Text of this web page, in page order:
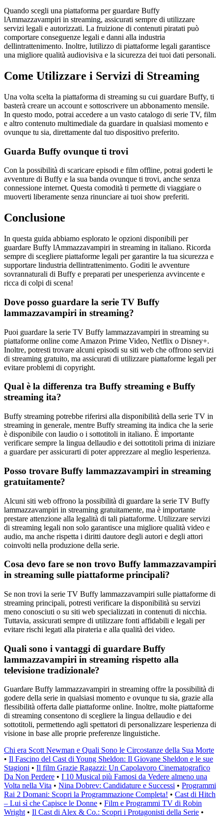
Quando scegli una piattaforma per guardare Buffy
lAmmazzavampiri in streaming, assicurati sempre di utilizzare
servizi legali e autorizzati. La fruizione di contenuti piratati può
comportare conseguenze legali e danni alla industria
dellintrattenimento. Inoltre, lutilizzo di piattaforme legali garantisce
una migliore qualità audiovisiva e la sicurezza dei tuoi dati personali.
Come Utilizzare i Servizi di Streaming
Una volta scelta la piattaforma di streaming su cui guardare Buffy, ti
basterà creare un account e sottoscrivere un abbonamento mensile.
In questo modo, potrai accedere a un vasto catalogo di serie TV, film
e altro contenuto multimediale da guardare in qualsiasi momento e
ovunque tu sia, direttamente dal tuo dispositivo preferito.
Guarda Buffy ovunque ti trovi
Con la possibilità di scaricare episodi e film offline, potrai goderti le
avventure di Buffy e la sua banda ovunque ti trovi, anche senza
connessione internet. Questa comodità ti permette di viaggiare o
muoverti liberamente senza rinunciare ai tuoi show preferiti.
Conclusione
In questa guida abbiamo esplorato le opzioni disponibili per
guardare Buffy lAmmazzavampiri in streaming in italiano. Ricorda
sempre di scegliere piattaforme legali per garantire la tua sicurezza e
supportare lindustria dellintrattenimento. Goditi le avventure
sovrannaturali di Buffy e preparati per unesperienza avvincente e
ricca di colpi di scena!
Dove posso guardare la serie TV Buffy
lammazzavampiri in streaming?
Puoi guardare la serie TV Buffy lammazzavampiri in streaming su
piattaforme online come Amazon Prime Video, Netflix o Disney+.
Inoltre, potresti trovare alcuni episodi su siti web che offrono servizi
di streaming gratuito, ma assicurati di utilizzare piattaforme legali per
evitare problemi di copyright.
Qual è la differenza tra Buffy streaming e Buffy
streaming ita?
Buffy streaming potrebbe riferirsi alla disponibilità della serie TV in
streaming in generale, mentre Buffy streaming ita indica che la serie
è disponibile con laudio o i sottotitoli in italiano. È importante
verificare sempre la lingua dellaudio e dei sottotitoli prima di iniziare
a guardare per assicurarti di poter apprezzare al meglio lesperienza.
Posso trovare Buffy lammazzavampiri in streaming
gratuitamente?
Alcuni siti web offrono la possibilità di guardare la serie TV Buffy
lammazzavampiri in streaming gratuitamente, ma è importante
prestare attenzione alla legalità di tali piattaforme. Utilizzare servizi
di streaming legali non solo garantisce una migliore qualità video e
audio, ma anche rispetta i diritti dautore degli autori e degli attori
coinvolti nella produzione della serie.
Cosa devo fare se non trovo Buffy lammazzavampiri
in streaming sulle piattaforme principali?
Se non trovi la serie TV Buffy lammazzavampiri sulle piattaforme di
streaming principali, potresti verificare la disponibilità su servizi
meno conosciuti o su siti web specializzati in contenuti di nicchia.
Tuttavia, assicurati sempre di utilizzare fonti affidabili e legali per
evitare rischi legati alla pirateria e alla qualità dei video.
Quali sono i vantaggi di guardare Buffy
lammazzavampiri in streaming rispetto alla
televisione tradizionale?
Guardare Buffy lammazzavampiri in streaming offre la possibilità di
godere della serie in qualsiasi momento e ovunque tu sia, grazie alla
flessibilità offerta dalle piattaforme online. Inoltre, molte piattaforme
di streaming consentono di scegliere la lingua dellaudio e dei
sottotitoli, permettendo agli spettatori di personalizzare lesperienza di
visione in base alle proprie preferenze linguistiche.
Chi era Scott Newman e Quali Sono le Circostanze della Sua Morte
• Il Fascino del Cast di Young Sheldon: Il Giovane Sheldon e le sue
Stagioni • Il film Grazie Ragazzi: Un Capolavoro Cinematografico
Da Non Perdere • I 10 Musical più Famosi da Vedere almeno una
Volta nella Vita • Nina Dobrev: Candidature e Successi • Programmi
Rai 2 Domani: Scopri la Programmazione Completa! • Cast di Hitch
– Lui sì che Capisce le Donne • Film e Programmi TV di Robin
Wright • Il Cast di Alex & Co.: Scopri i Protagonisti della Serie •